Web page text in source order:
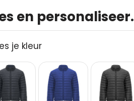
en personaliseer.
je kleur